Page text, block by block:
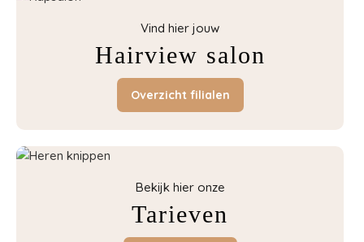
Vind hier jouw
Hairview salon
Overzicht filialen
Bekijk hier onze
Tarieven